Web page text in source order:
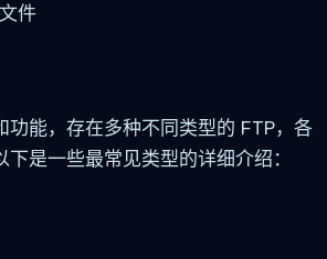
件
功能，存在多种不同类型的 FTP，各
是一些最常见类型的详细介绍：